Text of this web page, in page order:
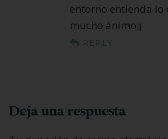
entorno entienda lo
mucho ánimo¡¡
REPLY
Deja una respuesta